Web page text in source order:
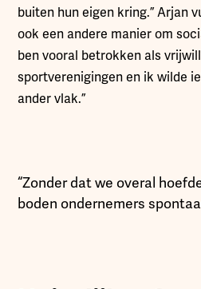
buiten hun eigen kring.” Arjan
ook een andere manier om
ben vooral betrokken als
sportverenigingen en ik wilde
ander vlak.”
“Zonder dat we overal
boden ondernemers